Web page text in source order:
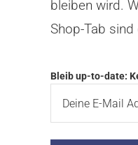
bleiben wird.
Shop-Tab
Bleib up-to-date: